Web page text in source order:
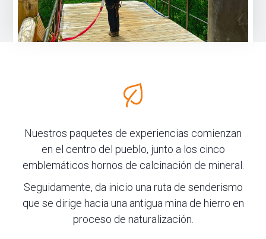
Nuestros paquetes de experiencias comienzan
en el centro del pueblo, junto a los cinco
emblemáticos hornos de calcinación de mineral.
Seguidamente, da inicio una ruta de senderismo
que se dirige hacia una antigua mina de hierro en
proceso de naturalización.